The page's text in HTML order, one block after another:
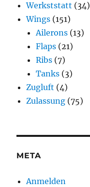
Werkststatt (34)
Wings (151)
Ailerons (13)
Flaps (21)
Ribs (7)
Tanks (3)
Zugluft (4)
Zulassung (75)
META
Anmelden